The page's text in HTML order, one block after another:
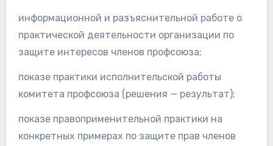
информационной и разъяснительной работе о
практической деятельности организации по
защите интересов членов профсоюза;
показе практики исполнительской работы
комитета профсоюза (решения — результат);
показе правоприменительной практики на
конкретных примерах по защите прав членов